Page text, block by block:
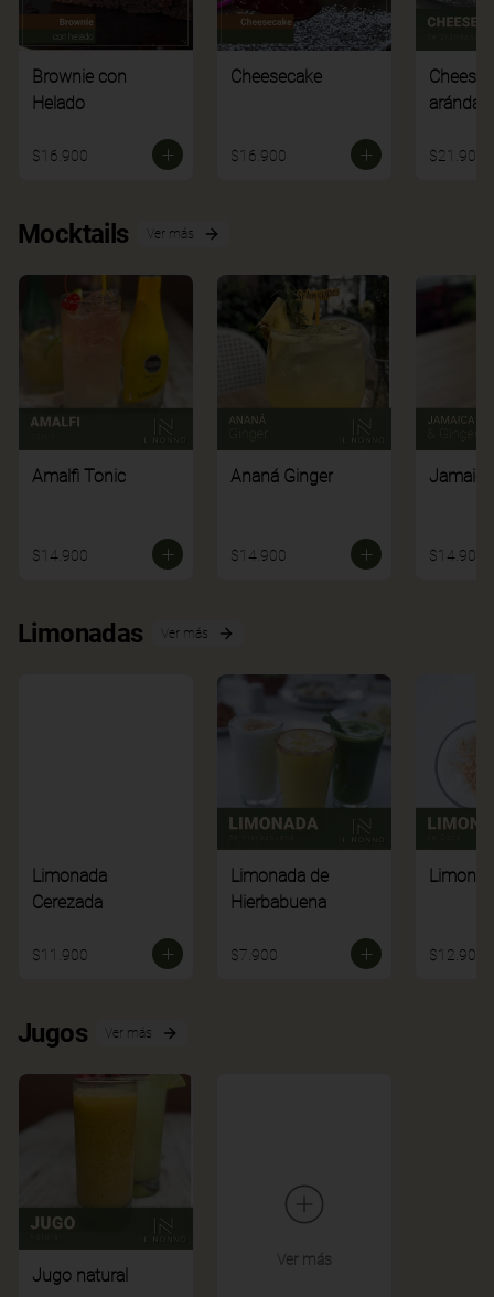
Brownie con
Helado
$16.900
Cheesecake
$16.900 $21.900
Mocktails Ver más
Amalfi Tonic
$14.900
Ananá Ginger
$14.900 $14.900
Limonadas Ver más
Limonada
Cerezada
$11.900
Limonada de
Hierbabuena
$7.900 $12.900
Jugos Ver más
Jugo natural
Ver más